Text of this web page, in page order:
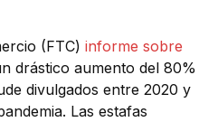
(FTC) informe sobre
drástico aumento del 80%
divulgados entre 2020 y
Las estafas